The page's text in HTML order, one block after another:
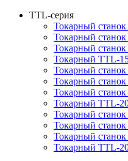
TTL-серия
Токарный
Токарный
Токарный
Токарный TTL-
Токарный
Токарный
Токарный
Токарный TTL-
Токарный
Токарный
Токарный
Токарный TTL-